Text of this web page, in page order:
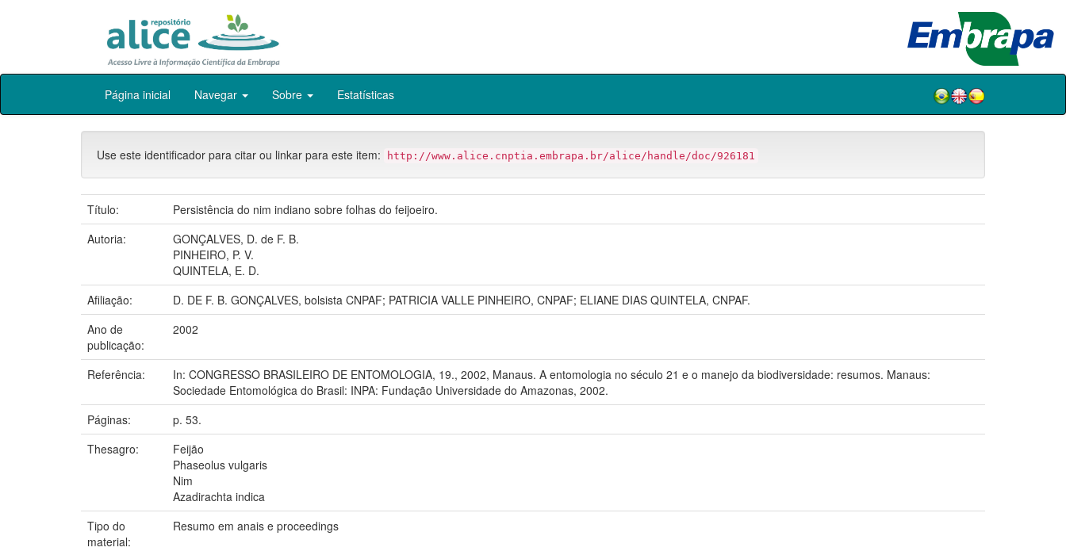
Skip
Página inicial Navegar Sobre Estatísticas
Use este identificador para citar ou linkar para este item: http://www.alice.cnptia.embrapa.br/alice/handle/doc/926181
Título:
Persistência do nim indiano sobre folhas do feijoeiro.
Autoria:
GONÇALVES, D. de F. B.
PINHEIRO, P. V.
QUINTELA, E. D.
Afiliação:
D. DE F. B. GONÇALVES, bolsista CNPAF; PATRICIA VALLE PINHEIRO, CNPAF; ELIANE DIAS QUINTELA, CNPAF.
Ano de
publicação:
2002
Referência:
In: CONGRESSO BRASILEIRO DE ENTOMOLOGIA, 19., 2002, Manaus. A entomologia no século 21 e o manejo da biodiversidade: resumos. Manaus:
Sociedade Entomológica do Brasil: INPA: Fundação Universidade do Amazonas, 2002.
Páginas:
p. 53.
Thesagro:
Feijão
Phaseolus vulgaris
Nim
Azadirachta indica
Tipo do
material:
Resumo em anais e proceedings